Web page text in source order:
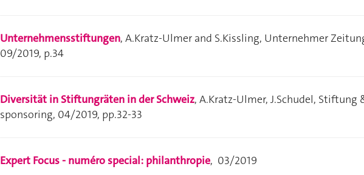
Unternehmensstiftungen, A.Kratz-Ulmer and S.Kissling, Unternehmer
09/2019, p.34
Diversität in Stiftungräten in der Schweiz, A.Kratz-Ulmer, J.Schudel, Stiftung
sponsoring, 04/2019, pp.32-33
Expert Focus - numéro special: philanthropie, 03/2019